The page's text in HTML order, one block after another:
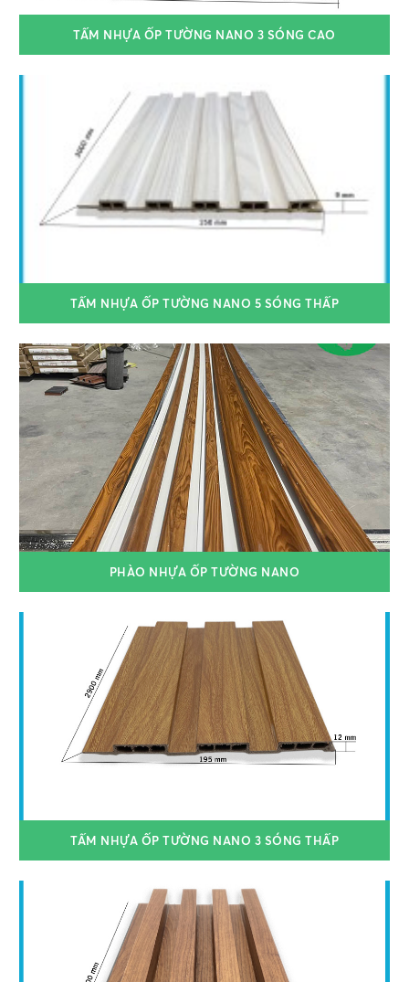
TẤM NHỰA ỐP TƯỜNG NANO 3 SÓNG CAO
TẤM NHỰA ỐP TƯỜNG NANO 5 SÓNG THẤP
PHÀO NHỰA ỐP TƯỜNG NANO
TẤM NHỰA ỐP TƯỜNG NANO 3 SÓNG THẤP